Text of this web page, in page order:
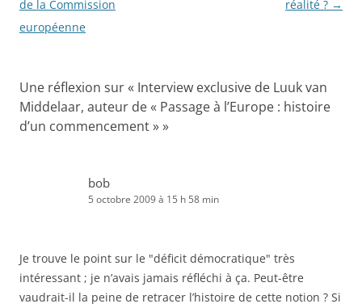
articles
de la Commission
européenne
réalité ? →
Une réflexion sur « Interview exclusive de Luuk van
Middelaar, auteur de « Passage à l’Europe : histoire
d’un commencement »»
bob
5 octobre 2009 à 15 h 58 min
Je trouve le point sur le "déficit démocratique" très
intéressant ; je n’avais jamais réfléchi à ça. Peut-être
vaudrait-il la peine de retracer l’histoire de cette notion ? Si